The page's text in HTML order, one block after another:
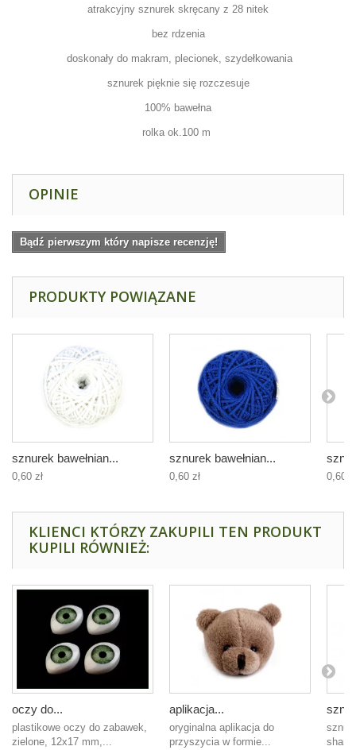
atrakcyjny sznurek skręcany z 28 nitek
bez rdzenia
doskonały do makram, plecionek, szydełkowania
sznurek pięknie się rozczesuje
100% bawełna
rolka ok.100 m
OPINIE
Bądź pierwszym który napisze recenzję!
PRODUKTY POWIĄZANE
sznurek bawełnian...
0,60 zł
sznurek bawełnian...
0,60 zł 0,60
KLIENCI KTÓRZY ZAKUPILI TEN PRODUKT
KUPILI RÓWNIEŻ:
oczy do...
plastikowe oczy do zabawek,
zielone, 12x17 mm,...
aplikacja...
oryginalna aplikacja do
przyszycia w formie...